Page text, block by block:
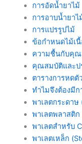
การอัดน้ำยาไม้
การอาบน้ำยาไ
การแปรรูปไม้
ข้อกำหนดไม้เ
ความชื้นกับคุณ
คุณสมบัติและป
ตารางการหดตั
ทำไมจึงต้องมี
พาเลตกระดาษ
พาเลตพลาสติก
พาเลตสำหรับ
พาเลตเหล็ก